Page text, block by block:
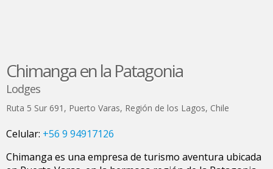
Chimanga en la Patagonia
Lodges
Ruta 5 Sur 691 , Puerto Varas, Región de los Lagos, Chile
Celular: +56 9 94917126
Chimanga es una empresa de turismo aventura ubicada